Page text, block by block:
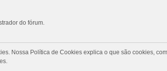
do fórum.
Nossa Política de Cookies explica o que são cookies,